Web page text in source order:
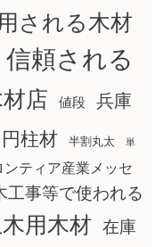
される木材
信頼される
店 値段
兵庫
円柱材 半割丸太 単
ンティア産業メッセ
工事等で使われる
用木材 在庫